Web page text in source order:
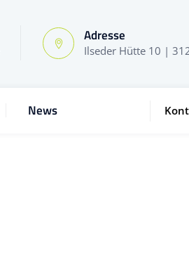
Adresse
Ilseder Hütte 10 |
News